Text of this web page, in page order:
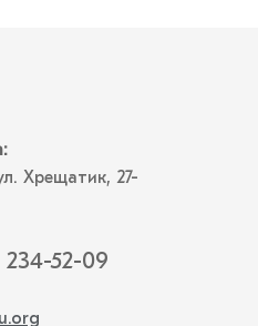
Хрещатик, 27-
52-09